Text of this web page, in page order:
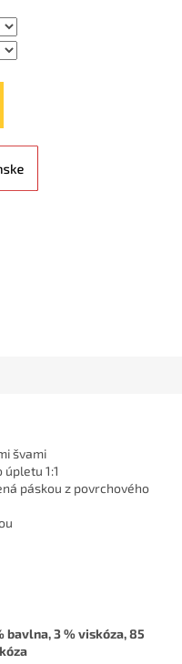
švami
1:1
páskou z povrchového
bavlna, 3 % viskóza, 85